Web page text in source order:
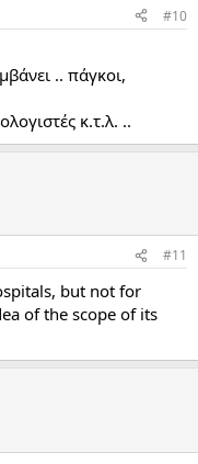
#10
.. πάγκοι,
κ.τ.λ. ..
#11
but not for
of the scope of its